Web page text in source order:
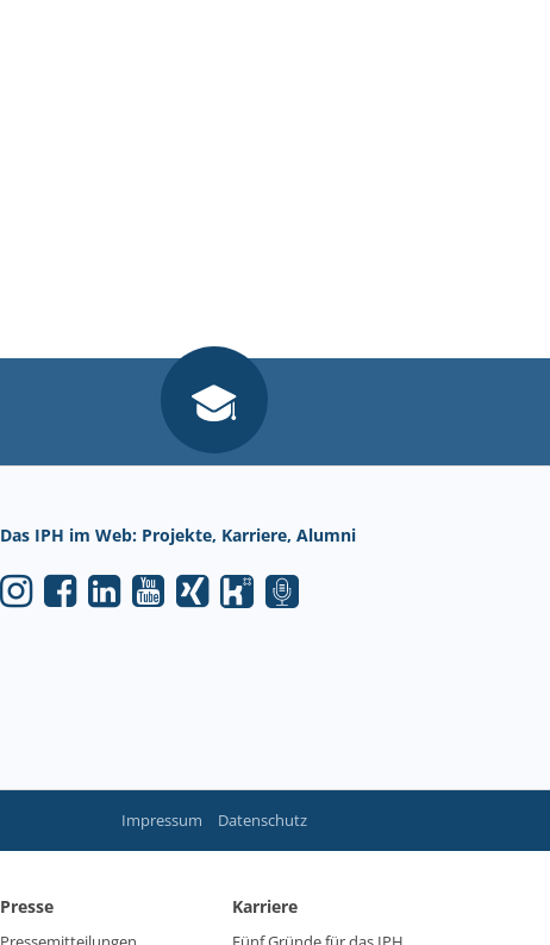
Das IPH im Web: Projekte, Karriere, Alumni
Impressum Datenschutz
Presse Karriere